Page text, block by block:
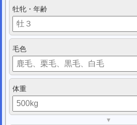
牡牝・年齢
毛色
体重
▼